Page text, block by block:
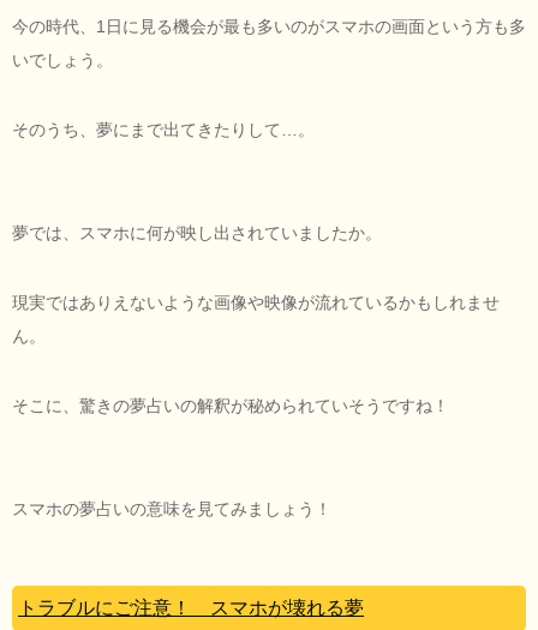
今の時代、1日に見る機会が最も多いのがスマホの画面という方も多
いでしょう。
そのうち、夢にまで出てきたりして…。
夢では、スマホに何が映し出されていましたか。
現実ではありえないような画像や映像が流れているかもしれませ
ん。
そこに、驚きの夢占いの解釈が秘められていそうですね！
スマホの夢占いの意味を見てみましょう！
トラブルにご注意！ スマホが壊れる夢